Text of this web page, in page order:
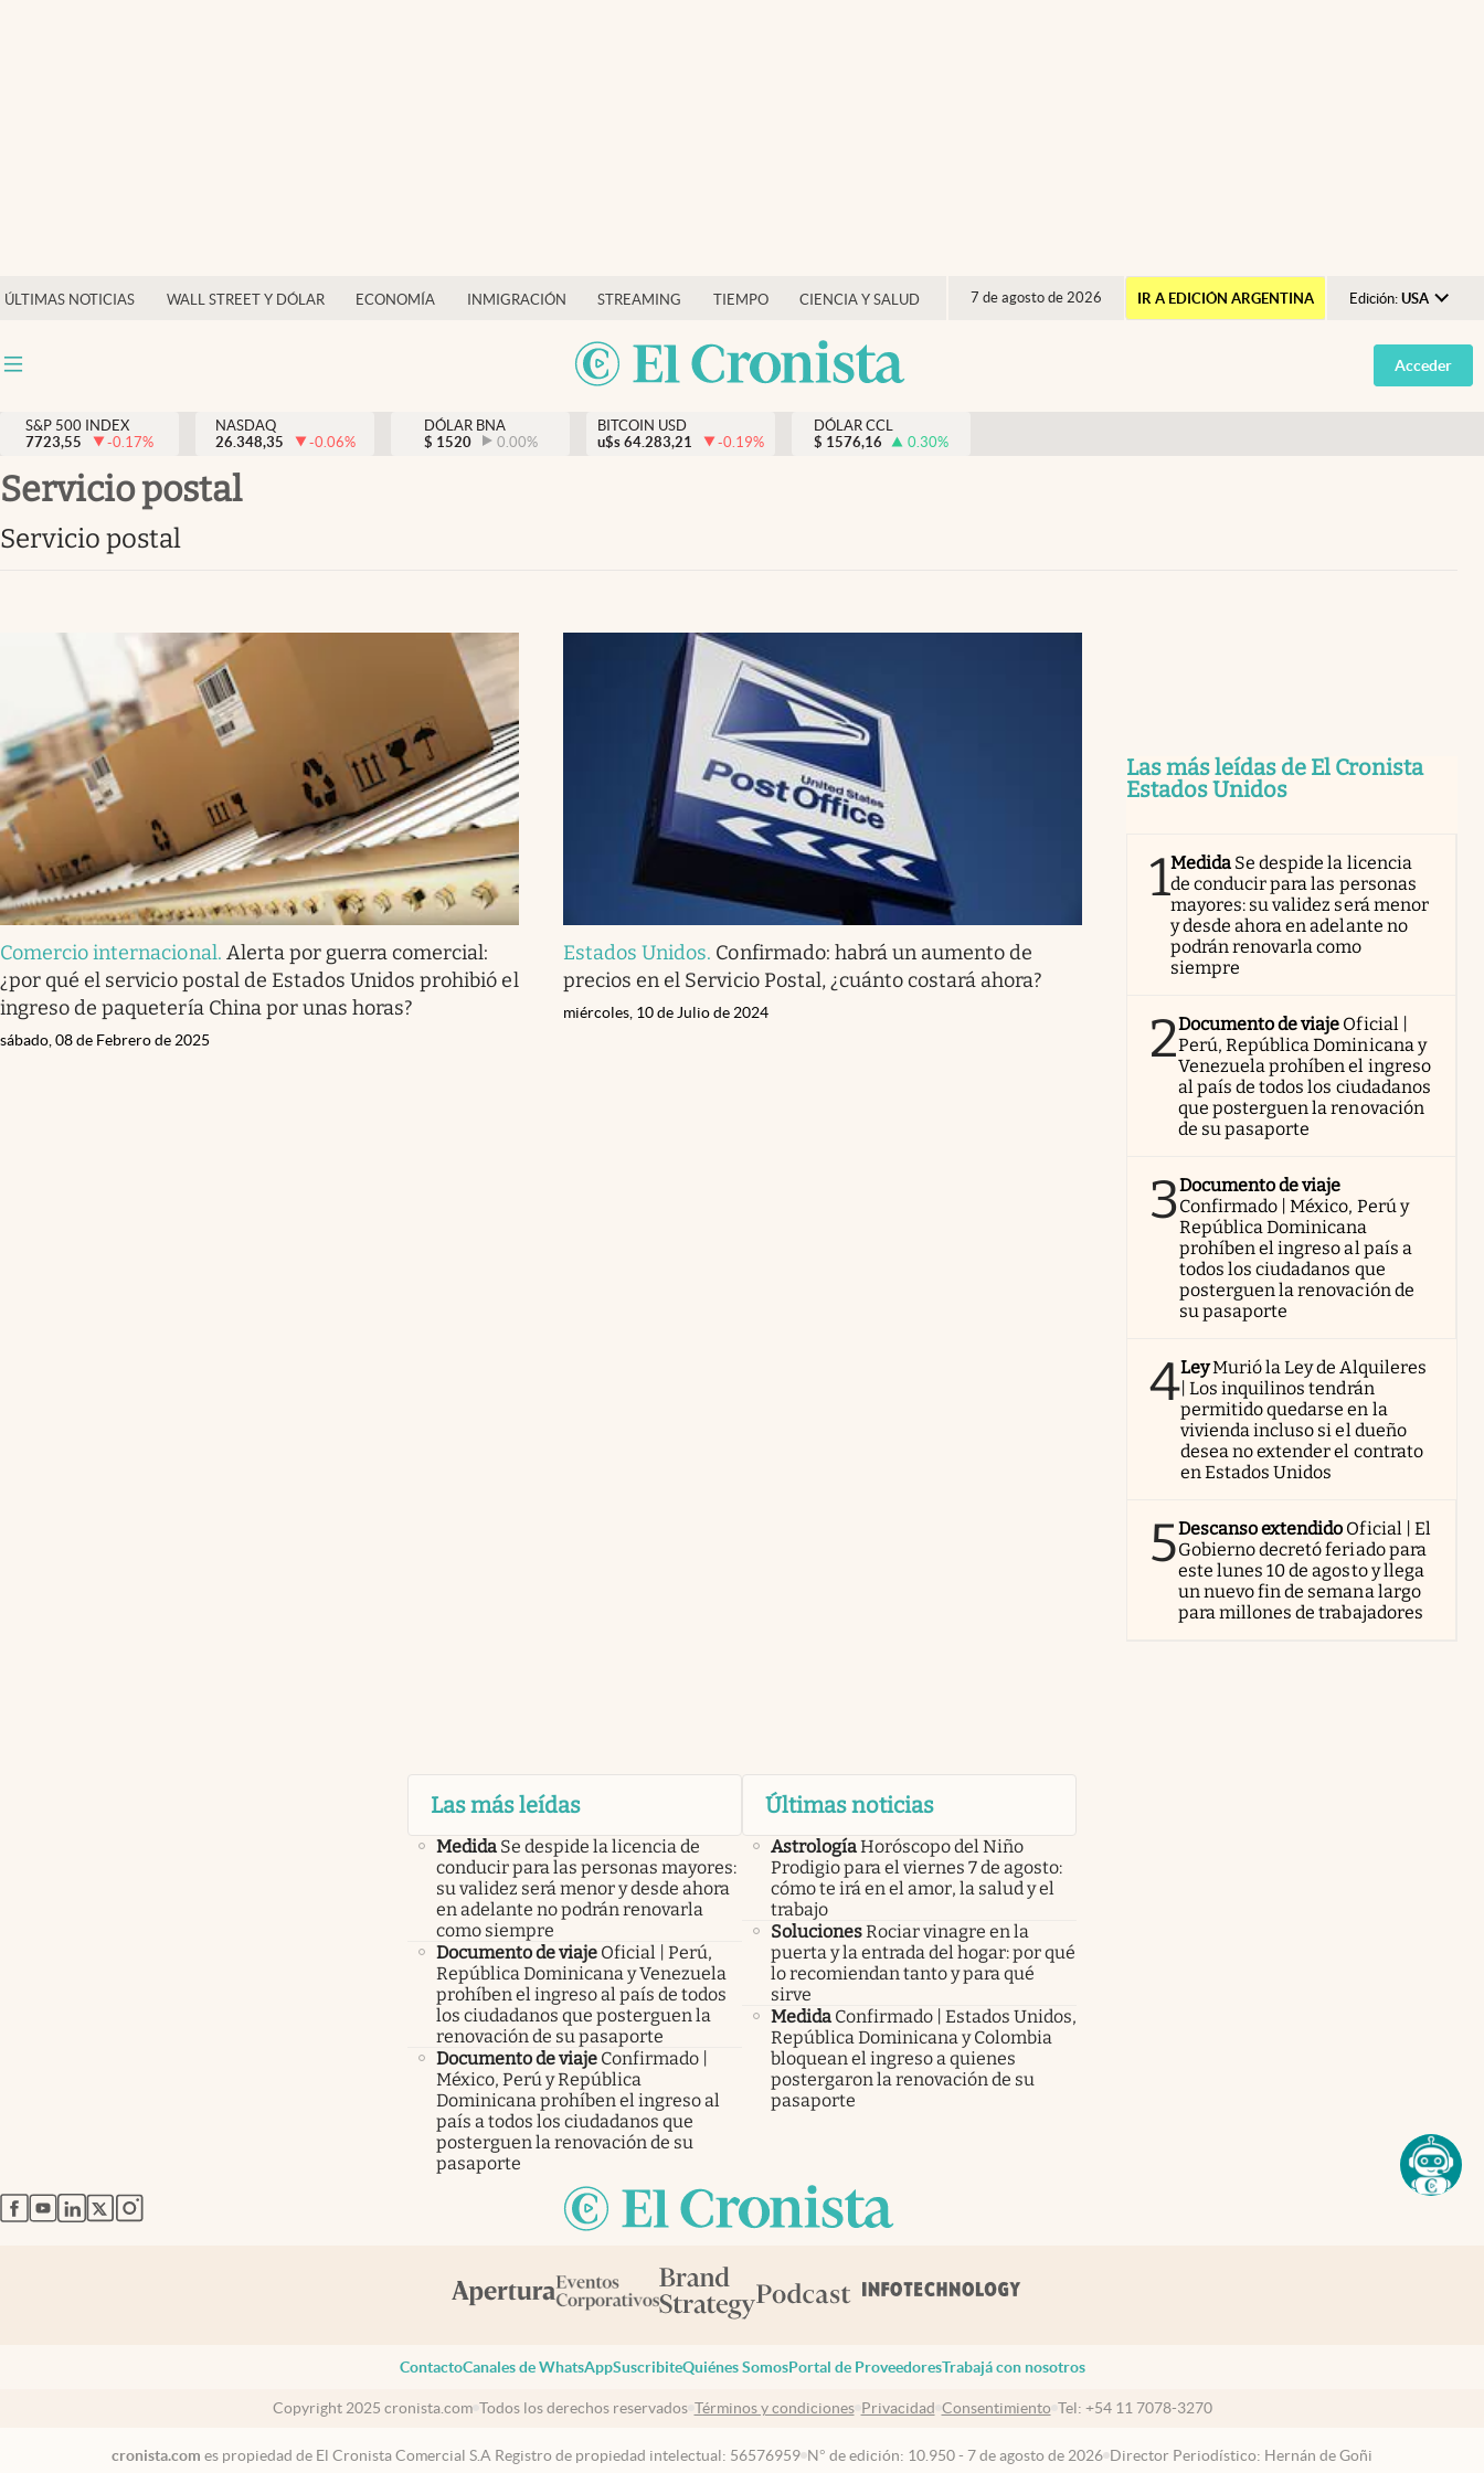
ÚLTIMAS NOTICIAS WALL STREET Y DÓLAR ECONOMÍA INMIGRACIÓN STREAMING TIEMPO CIENCIA Y SALUD 7 de agosto de 2026 IR A EDICIÓN ARGENTINA Edición: USA
Argentina
España
Tiempo
Streaming
Lifestyle
Acceder
S&P 500 INDEX
7723,55
-0.17%
NASDAQ
26.348,35
-0.06%
DÓLAR BNA
$ 1520 0.00%
BITCOIN USD
u$s 64.283,21 -0.19%
DÓLAR CCL
$ 1576,16 0.30%
servicio postal
servicio postal
Comercio internacional. Alerta por guerra comercial:
¿por qué el servicio postal de Estados Unidos prohibió el
ingreso de paquetería China por unas horas?
sábado, 08 de Febrero de 2025
Estados Unidos. Confirmado: habrá un aumento de
precios en el Servicio Postal, ¿cuánto costará ahora?
miércoles, 10 de Julio de 2024
Las más leídas de El Cronista
Estados Unidos
1Medida Se despide la licencia
de conducir para las personas
mayores: su validez será menor
y desde ahora en adelante no
podrán renovarla como
siempre
2Documento de viaje Oficial |
Perú, República Dominicana y
Venezuela prohíben el ingreso
al país de todos los ciudadanos
que posterguen la renovación
de su pasaporte
3Documento de viaje
Confirmado | México, Perú y
República Dominicana
prohíben el ingreso al país a
todos los ciudadanos que
posterguen la renovación de
su pasaporte
4LeyMurió la Ley de Alquileres
| Los inquilinos tendrán
permitido quedarse en la
vivienda incluso si el dueño
desea no extender el contrato
en Estados Unidos
5Descanso extendido Oficial | El
Gobierno decretó feriado para
este lunes 10 de agosto y llega
un nuevo fin de semana largo
para millones de trabajadores
Las más leídas
Medida Se despide la licencia de
conducir para las personas mayores:
su validez será menor y desde ahora
en adelante no podrán renovarla
como siempre
Documento de viaje Oficial | Perú,
República Dominicana y Venezuela
prohíben el ingreso al país de todos
los ciudadanos que posterguen la
renovación de su pasaporte
Documento de viaje Confirmado |
México, Perú y República
Dominicana prohíben el ingreso al
país a todos los ciudadanos que
posterguen la renovación de su
pasaporte
Últimas noticias
AstrologíaHoróscopo del Niño
Prodigio para el viernes 7 de agosto:
cómo te irá en el amor, la salud y el
trabajo
SolucionesRociar vinagre en la
puerta y la entrada del hogar: por qué
lo recomiendan tanto y para qué
sirve
Medida Confirmado | Estados Unidos,
República Dominicana y Colombia
bloquean el ingreso a quienes
postergaron la renovación de su
pasaporte
abre en nueva pestaña
abre en nueva pestaña
abre en nueva pestaña
abre en nueva pestaña
abre en nueva pestaña
ContactoCanales de WhatsAppSuscribiteQuiénes SomosPortal de ProveedoresTrabajá con nosotros
Copyright 2025 cronista.com Todos los derechos reservados Términos y condiciones Privacidad Consentimiento Tel: +54 11 7078-3270
cronista.com es propiedad de El Cronista Comercial S.A Registro de propiedad intelectual: 56576959 N° de edición: 10.950 - 7 de agosto de 2026 Director Periodístico: Hernán de Goñi